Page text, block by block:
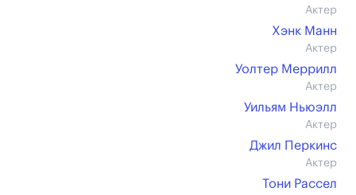
Актер
Хэнк Манн
Актер
Уолтер Меррилл
Актер
Уильям Ньюэлл
Актер
Джил Перкинс
Актер
Тони Рассел